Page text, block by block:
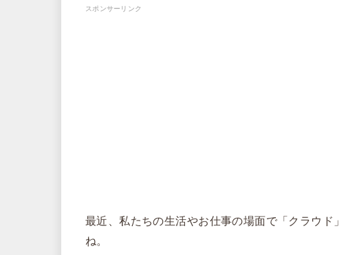
スポンサーリンク
最近、私たちの生活やお仕事の場面で「クラウド
ね。